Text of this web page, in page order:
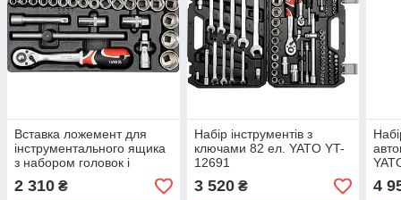
Вставка ложемент для
інструментального ящика
з набором головок і
тріскачкою 1/2 '' YATO YT-
5537
2 310 ₴
Набір інструментів з
ключами 82 ел. YATO YT-
12691
3 520₴ 4